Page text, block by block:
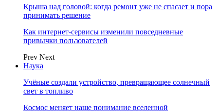
Крыша над головой: когда ремонт уже не спасает и пора
принимать решение
Как интернет-сервисы изменили повседневные
привычки пользователей
Prev Next
Наука
Учёные создали устройство, превращающее солнечный
свет в топливо
Космос меняет наше понимание вселенной